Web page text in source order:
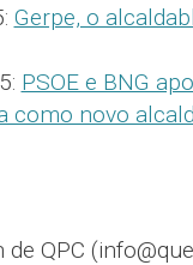
Gerpe, o
PSOE e BNG
como novo
de QPC